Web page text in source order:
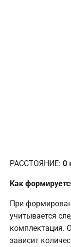
РАССТОЯНИЕ: 0
Как
При
учитывается
комплектация.
зависит